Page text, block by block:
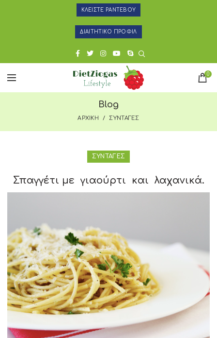
ΚΛΕΙΣΤΕ ΡΑΝΤΕΒΟΥ
ΔΙΑΙΤΗΤΙΚΟ ΠΡΟΦΙΛ
0
Blog
ΑΡΧΙΚΗ ΣΥΝΤΑΓΕΣ
ΣΥΝΤΑΓΕΣ
Σπαγγέτι με γιαούρτι και λαχανικά.